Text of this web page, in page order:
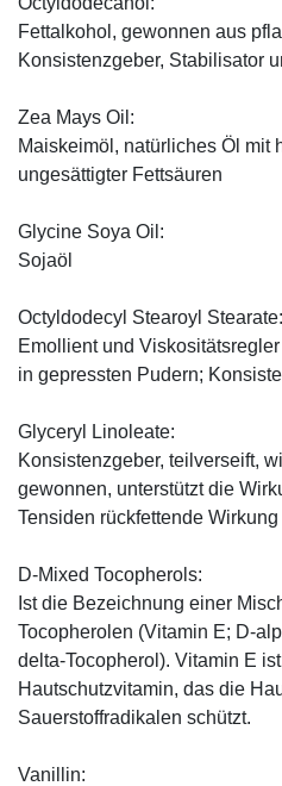
Fettalkohol, gewonnen aus
Konsistenzgeber, Stabilisator
Zea Mays Oil:
Maiskeimöl, natürliches Öl mit
ungesättigter Fettsäuren
Glycine Soya Oil:
Sojaöl
Octyldodecyl Stearoyl Stearate:
Emollient und
in gepressten Pudern;
Glyceryl Linoleate:
Konsistenzgeber, teilverseift,
gewonnen, unterstützt die
Tensiden rückfettende Wirkung
D-Mixed Tocopherols:
Ist die Bezeichnung einer
Tocopherolen (Vitamin E; D-
delta-Tocopherol). Vitamin E
Hautschutzvitamin, das die
Sauerstoffradikalen schützt.
Vanillin: